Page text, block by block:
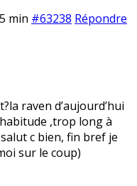
min #63238 Répondre
raven d’aujourd’hui
,trop long à
c bien, fin bref je
sur le coup)